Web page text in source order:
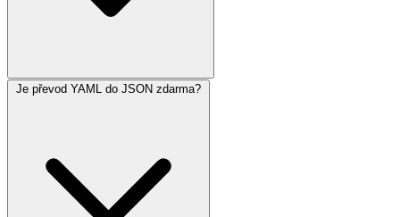
Je převod YAML do JSON zdarma?